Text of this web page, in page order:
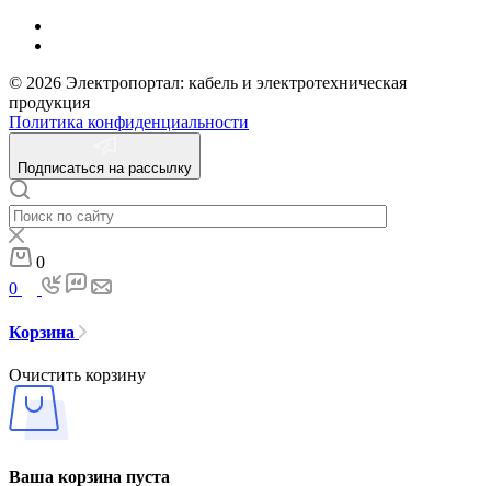
© 2026 Электропортал: кабель и электротехническая
продукция
Политика конфиденциальности
Подписаться на рассылку
0
0
Корзина
Очистить корзину
Ваша корзина пуста